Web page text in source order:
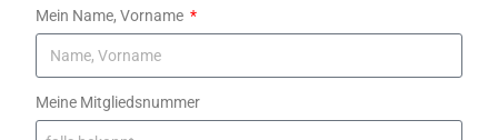
Mein Name, Vorname
Meine Mitgliedsnummer